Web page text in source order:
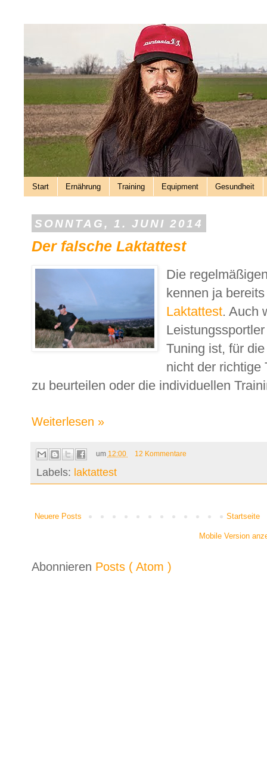
Start Ernährung Training Equipment Gesundheit
SONNTAG, 1. JUNI 2014
Der falsche Laktattest
Die
kennen ja
Laktattest. Auch
Tuning ist, für
nicht der richtige
zu beurteilen oder die individuellen
Weiterlesen »
um 12:00 12 Kommentare
Labels: laktattest
Neuere Posts Startseite
Mobile Version
Abonnieren Posts ( Atom )